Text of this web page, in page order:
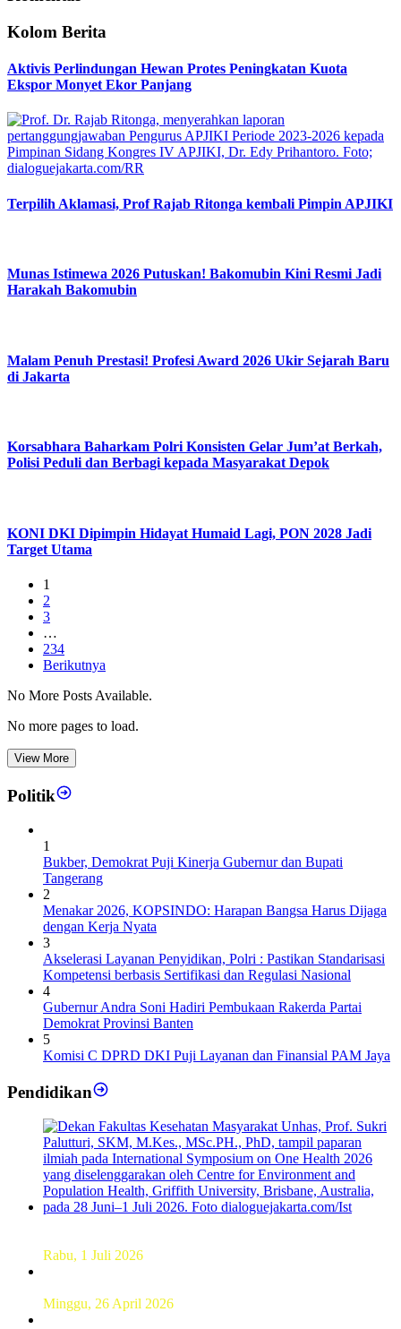
Kolom Berita
Aktivis Perlindungan Hewan Protes Peningkatan Kuota
Ekspor Monyet Ekor Panjang
Terpilih Aklamasi, Prof Rajab Ritonga kembali Pimpin APJIKI
Munas Istimewa 2026 Putuskan! Bakomubin Kini Resmi Jadi
Harakah Bakomubin
Malam Penuh Prestasi! Profesi Award 2026 Ukir Sejarah Baru
di Jakarta
Korsabhara Baharkam Polri Konsisten Gelar Jum’at Berkah,
Polisi Peduli dan Berbagi kepada Masyarakat Depok
KONI DKI Dipimpin Hidayat Humaid Lagi, PON 2028 Jadi
Target Utama
1
2
3
…
234
Berikutnya
No More Posts Available.
No more pages to load.
View More
Politik
1
Bukber, Demokrat Puji Kinerja Gubernur dan Bupati
Tangerang
2
Menakar 2026, KOPSINDO: Harapan Bangsa Harus Dijaga
dengan Kerja Nyata
3
Akselerasi Layanan Penyidikan, Polri : Pastikan Standarisasi
Kompetensi berbasis Sertifikasi dan Regulasi Nasional
4
Gubernur Andra Soni Hadiri Pembukaan Rakerda Partai
Demokrat Provinsi Banten
5
Komisi C DPRD DKI Puji Layanan dan Finansial PAM Jaya
Pendidikan
Rabu, 1 Juli 2026
Minggu, 26 April 2026